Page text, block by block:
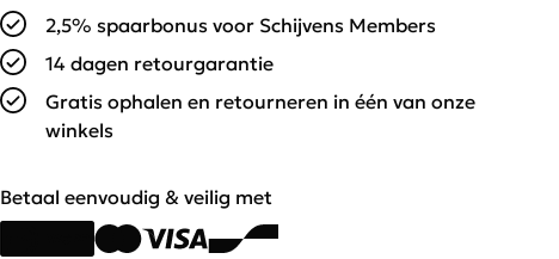
2,5% spaarbonus voor Schijvens Members
14 dagen retourgarantie
Gratis ophalen en retourneren in één van onze
winkels
Betaal eenvoudig & veilig met